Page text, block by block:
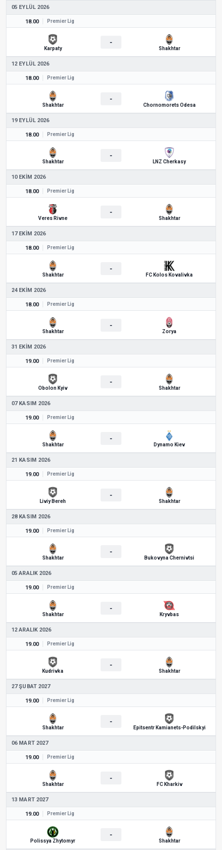
05 EYLÜL 2026
18.00 Premier Lig
Karpaty
-
Shakhtar
12 EYLÜL 2026
18.00 Premier Lig
Shakhtar
-
Chornomorets Odesa
19 EYLÜL 2026
18.00 Premier Lig
Shakhtar
-
LNZ Cherkasy
10 EKIM 2026
18.00 Premier Lig
Veres Rivne
-
Shakhtar
17 EKIM 2026
18.00 Premier Lig
Shakhtar
-
FC Kolos Kovalivka
24 EKIM 2026
18.00 Premier Lig
Shakhtar
-
Zorya
31 EKIM 2026
19.00 Premier Lig
Obolon Kyiv
-
Shakhtar
07 KASIM 2026
19.00 Premier Lig
Shakhtar
-
Dynamo Kiev
21 KASIM 2026
19.00 Premier Lig
Liviy Bereh
-
Shakhtar
28 KASIM 2026
19.00 Premier Lig
Shakhtar
-
Bukovyna Chernivtsi
05 ARALIK 2026
19.00 Premier Lig
Shakhtar
-
Kryvbas
12 ARALIK 2026
19.00 Premier Lig
Kudrivka
-
Shakhtar
27 ŞUBAT 2027
19.00 Premier Lig
Shakhtar
-
Epitsentr Kamianets-Podilskyi
06 MART 2027
19.00 Premier Lig
Shakhtar
-
FC Kharkiv
13 MART 2027
19.00 Premier Lig
Polissya Zhytomyr
-
Shakhtar